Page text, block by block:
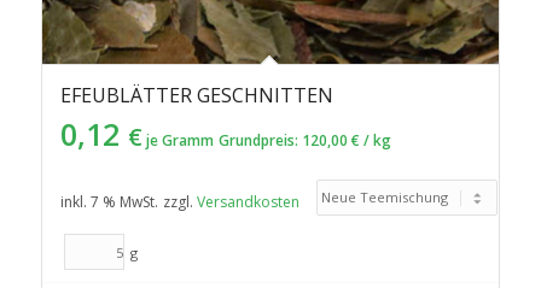
EFEUBLÄTTER GESCHNITTEN
0,12 € je Gramm Grundpreis: 120,00 € /kg
inkl. 7 % MwSt. zzgl. Versandkosten
g